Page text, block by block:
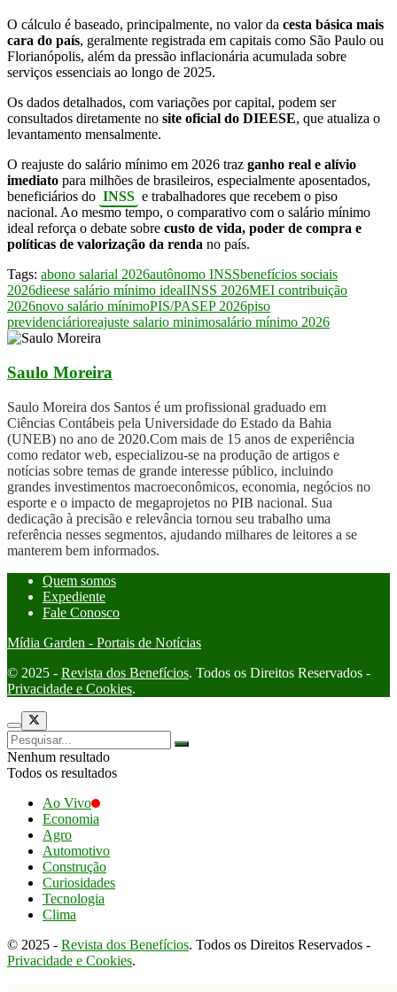
O cálculo é baseado, principalmente, no valor da cesta básica mais
cara do país, geralmente registrada em capitais como São Paulo ou
Florianópolis, além da pressão inflacionária acumulada sobre
serviços essenciais ao longo de 2025.
Os dados detalhados, com variações por capital, podem ser
consultados diretamente no site oficial do DIEESE, que atualiza o
levantamento mensalmente.
O reajuste do salário mínimo em 2026 traz ganho real e alívio
imediato para milhões de brasileiros, especialmente aposentados,
beneficiários do INSS e trabalhadores que recebem o piso
nacional. Ao mesmo tempo, o comparativo com o salário mínimo
ideal reforça o debate sobre custo de vida, poder de compra e
políticas de valorização da renda no país.
Tags: abono salarial 2026autônomo INSSbenefícios sociais
2026dieese salário mínimo idealINSS 2026MEI contribuição
2026novo salário mínimoPIS/PASEP 2026piso
previdenciárioreajuste salario minimosalário mínimo 2026
Saulo Moreira
Saulo Moreira dos Santos é um profissional graduado em
Ciências Contábeis pela Universidade do Estado da Bahia
(UNEB) no ano de 2020.Com mais de 15 anos de experiência
como redator web, especializou-se na produção de artigos e
notícias sobre temas de grande interesse público, incluindo
grandes investimentos macroeconômicos, economia, negócios no
esporte e o impacto de megaprojetos no PIB nacional. Sua
dedicação à precisão e relevância tornou seu trabalho uma
referência nesses segmentos, ajudando milhares de leitores a se
manterem bem informados.
Quem somos
Expediente
Fale Conosco
Mídia Garden - Portais de Notícias
© 2025 - Revista dos Benefícios. Todos os Direitos Reservados -
Privacidade e Cookies.
Nenhum resultado
Todos os resultados
Ao Vivo
Economia
Agro
Automotivo
Construção
Curiosidades
Tecnologia
Clima
© 2025 - Revista dos Benefícios. Todos os Direitos Reservados -
Privacidade e Cookies.